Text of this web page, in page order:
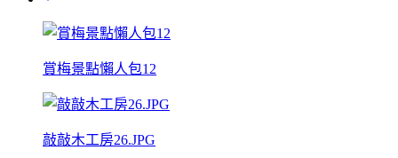
賞梅景點懶人包12
敲敲木工房26.JPG